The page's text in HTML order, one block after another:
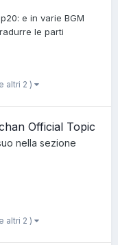
e in varie BGM
le parti
altri 2 )
Official Topic
nella sezione
altri 2 )